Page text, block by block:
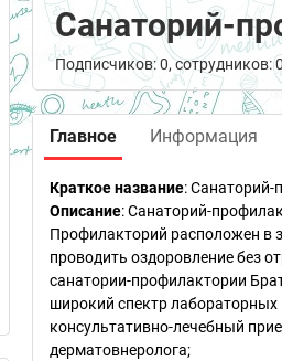
Санаторий-
Подписчиков: 0, сотрудников:
Главное Информация
Краткое название:Санаторий-
Описание: Санаторий-
Профилакторий расположен в
проводить оздоровление без
санатории-профилактории
широкий спектр лабораторных
консультативно-лечебный
дерматовнеролога;